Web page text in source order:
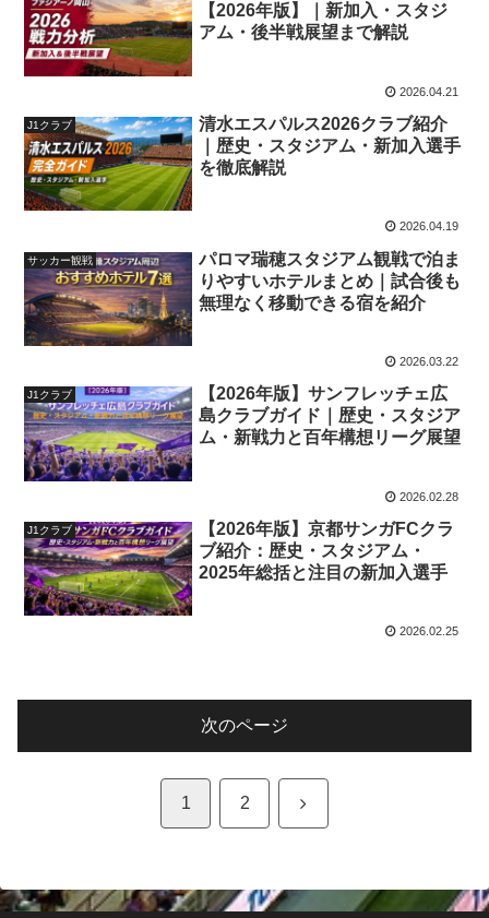
【2026年版】｜新加入・スタジ
アム・後半戦展望まで解説
2026.04.21
J1クラブ
清水エスパルス2026クラブ紹介
｜歴史・スタジアム・新加入選手
を徹底解説
2026.04.19
サッカー観戦
パロマ瑞穂スタジアム観戦で泊ま
りやすいホテルまとめ｜試合後も
無理なく移動できる宿を紹介
2026.03.22
J1クラブ
【2026年版】サンフレッチェ広
島クラブガイド｜歴史・スタジア
ム・新戦力と百年構想リーグ展望
2026.02.28
J1クラブ
【2026年版】京都サンガFCクラ
ブ紹介：歴史・スタジアム・
2025年総括と注目の新加入選手
2026.02.25
次のページ
1 2 次